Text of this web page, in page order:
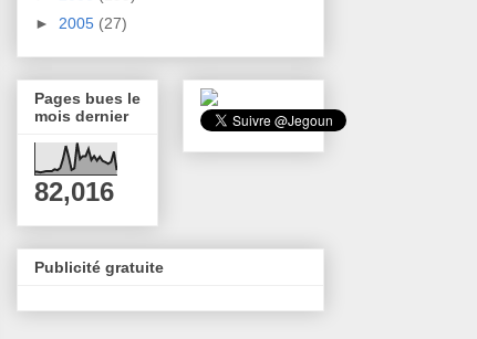
► 2005 (27)
Pages bues le
mois dernier
82,016
Publicité gratuite